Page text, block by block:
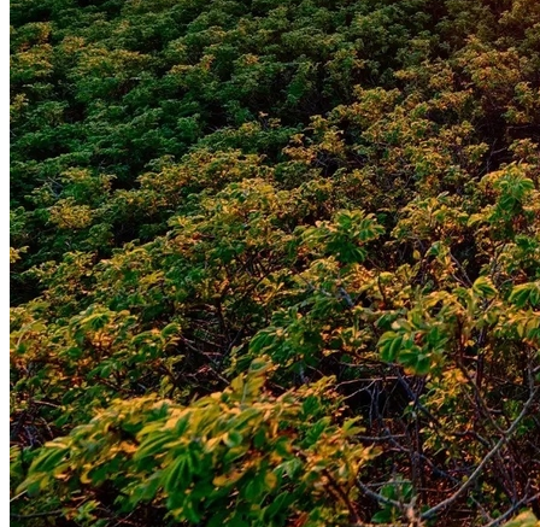
Atlético-MG